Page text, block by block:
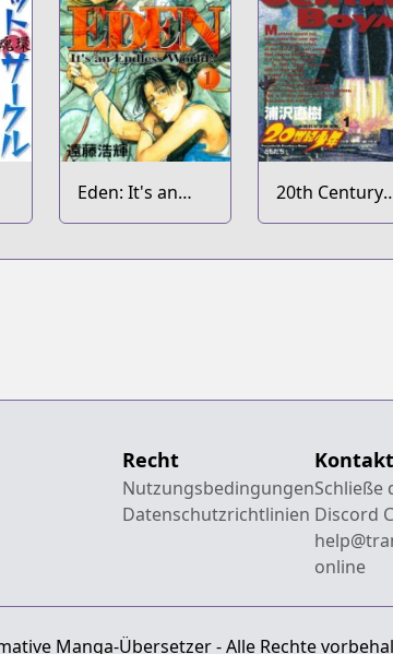
Eden: It's an
Endless World!
20th Century
Boys
Recht
Nutzungsbedingungen
Datenschutzrichtlinien
Schließe
Discord
online
Manga-Übersetzer - Alle Rechte